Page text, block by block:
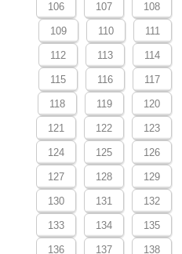
106 107 108
109 110 111
112 113 114
115 116 117
118 119 120
121 122 123
124 125 126
127 128 129
130 131 132
133 134 135
136 137 138